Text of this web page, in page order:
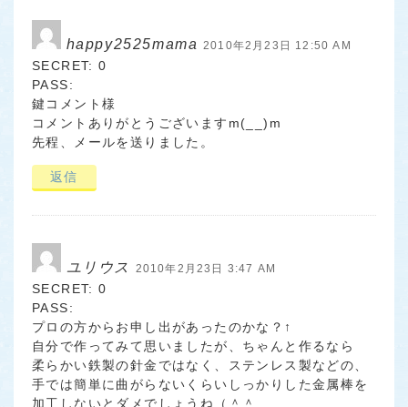
happy2525mama 2010年2月23日 12:50 AM
SECRET: 0
PASS:
鍵コメント様
コメントありがとうございますm(__)m
先程、メールを送りました。
返信
ユリウス 2010年2月23日 3:47 AM
SECRET: 0
PASS:
プロの方からお申し出があったのかな？↑
自分で作ってみて思いましたが、ちゃんと作るなら
柔らかい鉄製の針金ではなく、ステンレス製などの、
手では簡単に曲がらないくらいしっかりした金属棒を
加工しないとダメでしょうね（＾＾ゞ